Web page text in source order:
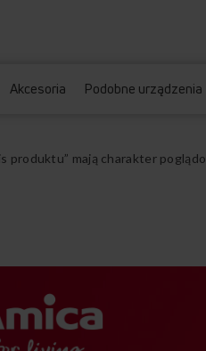
Akcesoria Podobne urządzenia
produktu” mają charakter